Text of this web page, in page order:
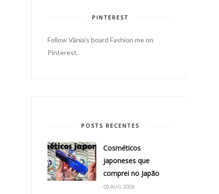
PINTEREST
Follow Vânia's board Fashion me on
Pinterest.
POSTS RECENTES
Cosméticos
japoneses que
comprei no Japão
03 AUG 2026